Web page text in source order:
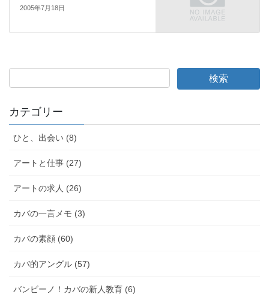
2005年7月18日
カテゴリー
ひと、出会い (8)
アートと仕事 (27)
アートの求人 (26)
カバの一言メモ (3)
カバの素顔 (60)
カバ的アングル (57)
バンビーノ！カバの新人教育 (6)